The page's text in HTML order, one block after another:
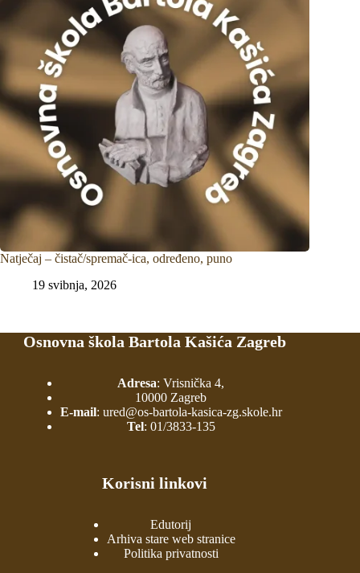
Natječaj – čistač/spremač-ica, određeno, puno
19 svibnja, 2026
Osnovna škola Bartola Kašića Zagreb
Adresa: Vrisnička 4,
10000 Zagreb
E-mail: ured@os-bartola-kasica-zg.skole.hr
Tel: 01/3833-135
Korisni linkovi
Edutorij
Arhiva stare web stranice
Politika privatnosti